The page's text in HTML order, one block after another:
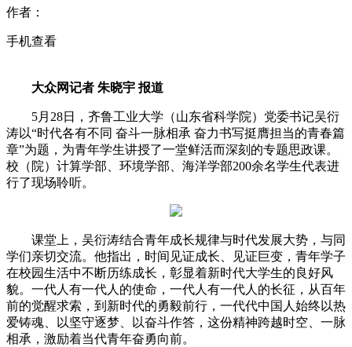
作者：
手机查看
大众网记者 朱晓宇 报道
5月28日，齐鲁工业大学（山东省科学院）党委书记吴衍
涛以“时代各有不同 奋斗一脉相承 奋力书写挺膺担当的青春篇
章”为题，为青年学生讲授了一堂鲜活而深刻的专题思政课。
校（院）计算学部、环境学部、海洋学部200余名学生代表进
行了现场聆听。
课堂上，吴衍涛结合青年成长规律与时代发展大势，与同
学们亲切交流。他指出，时间见证成长、见证巨变，青年学子
在校园生活中不断历练成长，彰显着新时代大学生的良好风
貌。一代人有一代人的使命，一代人有一代人的长征，从百年
前的觉醒求索，到新时代的勇毅前行，一代代中国人始终以热
爱铸魂、以坚守逐梦、以奋斗作答，这份精神跨越时空、一脉
相承，激励着当代青年奋勇向前。